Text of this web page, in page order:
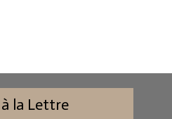
la Lettre